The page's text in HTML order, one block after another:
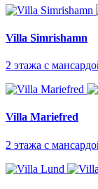
Villa Simrishamn
2 этажа с
Villa Mariefred
2 этажа с